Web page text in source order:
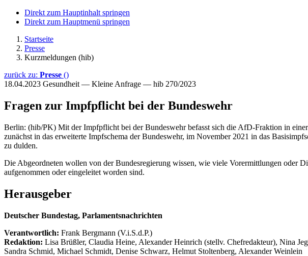
Direkt zum Hauptinhalt springen
Direkt zum Hauptmenü springen
Startseite
Presse
Kurzmeldungen (hib)
zurück zu: Presse ()
18.04.2023 Gesundheit — Kleine Anfrage — hib 270/2023
Fragen zur Impfpflicht bei der Bundeswehr
Berlin: (hib/PK) Mit der Impfpflicht bei der Bundeswehr befasst sich die AfD-Fraktion in
zunächst in das erweiterte Impfschema der Bundeswehr, im November 2021 in das
zu dulden.
Die Abgeordneten wollen von der Bundesregierung wissen, wie viele Vorermittlungen oder
aufgenommen oder eingeleitet worden sind.
Herausgeber
Deutscher Bundestag, Parlamentsnachrichten
Verantwortlich: Frank Bergmann (V.i.S.d.P.)
Redaktion: Lisa Brüßler, Claudia Heine, Alexander Heinrich (stellv. Chefredakteur), Nina
Sandra Schmid, Michael Schmidt, Denise Schwarz, Helmut Stoltenberg, Alexander Weinlein